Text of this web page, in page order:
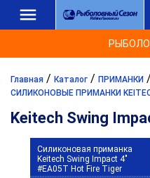
Главная / Каталог / ПРИМАНКИ /
СИЛИКОНОВЫЕ ПРИМАНКИ
Keitech Swing
Силиконовая приманка
Keitech Swing Impact 4"
#EA05T Hot Fire Tiger